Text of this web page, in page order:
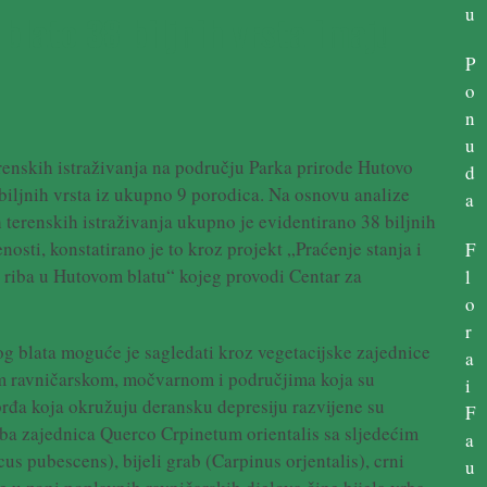
istraživanja na području Parka prirode Hutovo
vrsta iz ukupno 9 porodica. Na osnovu analize
istraživanja ukupno je evidentirano 38 biljnih
konstatirano je to kroz projekt „Praćenje stanja i
u Hutovom blatu“ kojeg provodi Centar za
blata moguće je sagledati kroz vegetacijske zajednice
močvarnom i područjima koja su
koja okružuju deransku depresiju razvijene su
zajednica Querco Crpinetum orientalis sa sljedećim
pubescens), bijeli grab (Carpinus orjentalis), crni
u
P
o
n
u
d
a
F
l
o
r
a
i
F
a
u